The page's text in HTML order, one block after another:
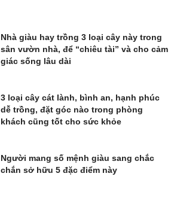
Nhà giàu hay trồng 3 loại cây này trong
sân vườn nhà, để “chiêu tài” và cho cảm
giác sống lâu dài
3 loại cây cát lành, bình an, hạnh phúc
dễ trồng, đặt góc nào trong phòng
khách cũng tốt cho sức khỏe
Người mang số mệnh giàu sang chắc
chắn sở hữu 5 đặc điểm này